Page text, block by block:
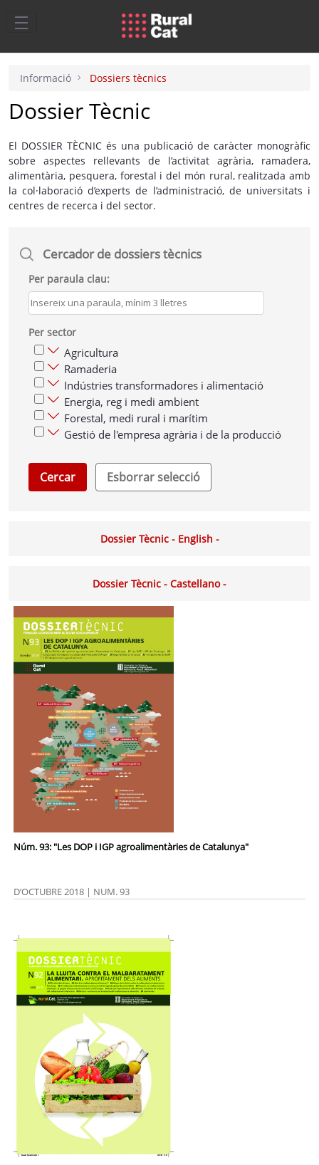
Salta al contingut principal
Informació Dossiers tècnics
Dossier Tècnic
El DOSSIER TÈCNIC és una publicació de caràcter monogràfic
sobre aspectes rellevants de l’activitat agrària, ramadera,
alimentària, pesquera, forestal i del món rural, realitzada amb
la col·laboració d’experts de l’administració, de universitats i
centres de recerca i del sector.
Cercador de dossiers tècnics
Per paraula clau:
Per sector
Agricultura
Ramaderia
Indústries transformadores i alimentació
Energia, reg i medi ambient
Forestal, medi rural i marítim
Gestió de l'empresa agrària i de la producció
Cercar Esborrar selecció
Dossier Tècnic - English -
Dossier Tècnic - Castellano -
Núm. 93: "Les DOP i IGP agroalimentàries de Catalunya"
D’OCTUBRE 2018 | NUM. 93